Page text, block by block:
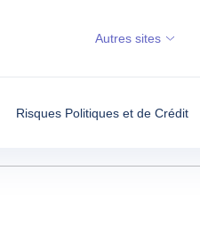
Risques Politiques et de Crédit
Autres sites